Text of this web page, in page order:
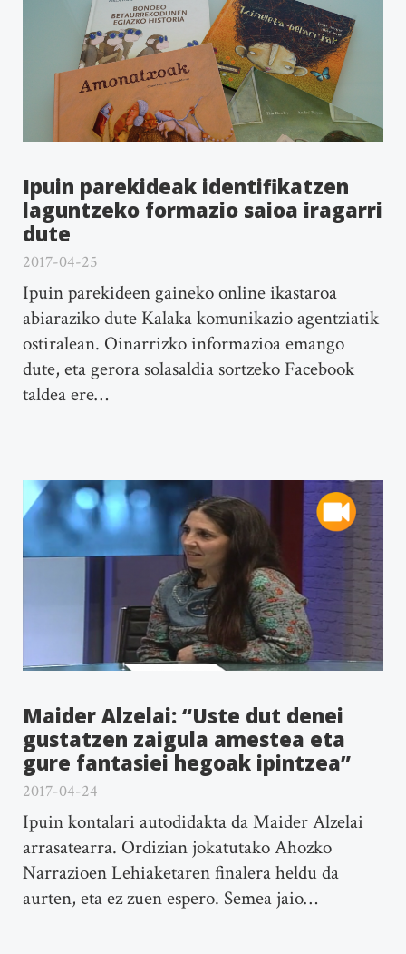
Ipuin parekideak identifikatzen
laguntzeko formazio saioa iragarri
dute
2017-04-25
Ipuin parekideen gaineko online ikastaroa
abiaraziko dute Kalaka komunikazio agentziatik
ostiralean. Oinarrizko informazioa emango
dute, eta gerora solasaldia sortzeko Facebook
taldea ere…
Maider Alzelai: “Uste dut denei
gustatzen zaigula amestea eta
gure fantasiei hegoak ipintzea”
2017-04-24
Ipuin kontalari autodidakta da Maider Alzelai
arrasatearra. Ordizian jokatutako Ahozko
Narrazioen Lehiaketaren finalera heldu da
aurten, eta ez zuen espero. Semea jaio…